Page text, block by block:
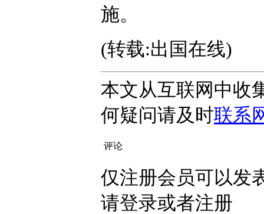
施。
(转载:出国在线)
本文从互联网中收
何疑问请及时联系
评论
仅注册会员可以发
请登录或者注册